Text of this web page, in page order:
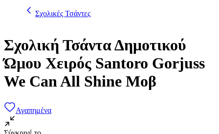
Σχολικές Τσάντες
Σχολική Τσάντα Δημοτικού
Ώμου Χειρός Santoro Gorjuss
We Can All Shine Μοβ
Αγαπημένα